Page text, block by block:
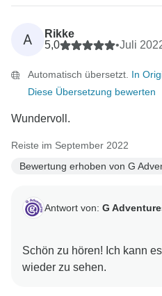
A
Rikke
5,0
•Juli
Automatisch übersetzt. In
Diese Übersetzung bewerten
Wundervoll.
Reiste im September 2022
Bewertung erhoben von G
Antwort von: G
Schön zu hören! Ich kann